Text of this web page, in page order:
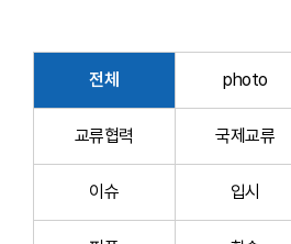
전체 photo
교류협력 국제교류
이슈 입시